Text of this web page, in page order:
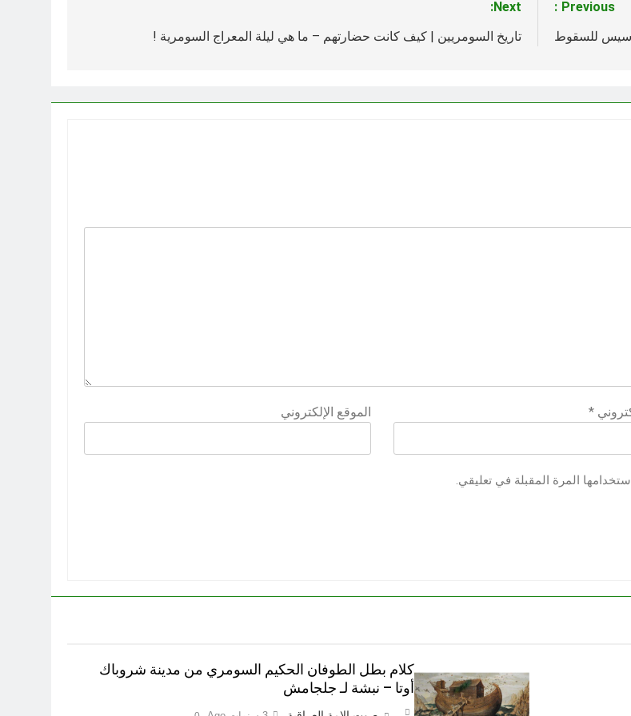
Previous:
للسقوط
Next:
تاريخ السومريين | كيف كانت حضارتهم – ما هي ليلة المعراج السومرية !
* الموقع الإلكتروني
المرة المقبلة في تعليقي.
كلام بطل الطوفان الحكيم السومري من مدينة شروباك
أوتا – نبشة لـ جلجامش